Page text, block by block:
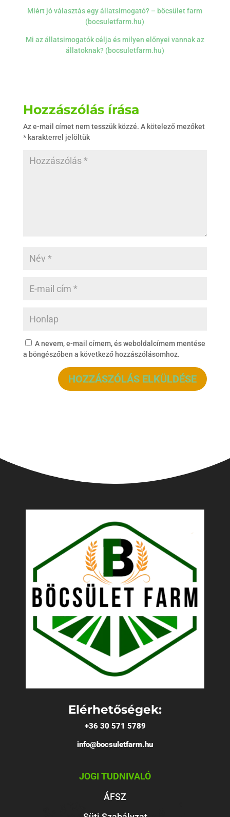
Miért jó választás egy állatsimogató? – böcsület farm
(bocsuletfarm.hu)
Mi az állatsimogatók célja és milyen előnyei vannak az
állatoknak? (bocsuletfarm.hu)
Hozzászólás írása
Az e-mail címet nem tesszük közzé. A kötelező mezőket
*karakterrel jelöltük
A nevem, e-mail címem, és weboldalcímem mentése
a böngészőben a következő hozzászólásomhoz.
Elérhetőségek:
+36 30 571 5789
info@bocsuletfarm.hu
JOGI TUDNIVALÓ
ÁFSZ